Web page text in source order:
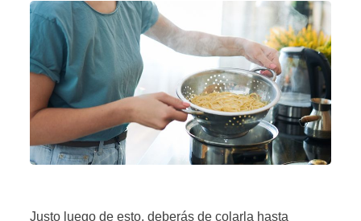
Justo luego de esto, deberás de colarla hasta